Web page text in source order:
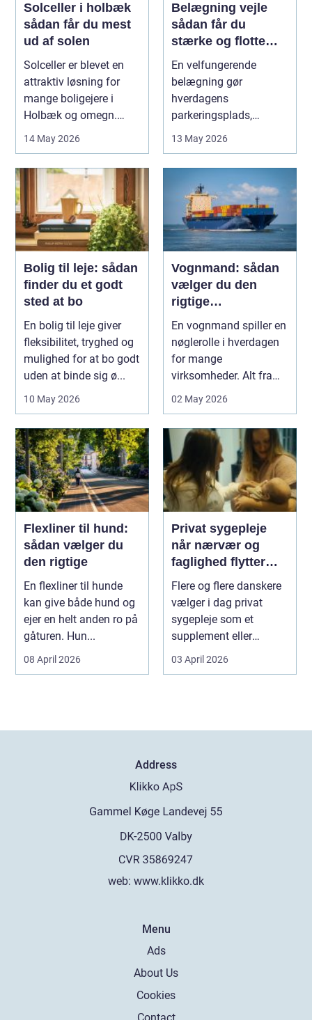
Solceller i holbæk
sådan får du mest
ud af solen
Solceller er blevet en
attraktiv løsning for
mange boligejere i
Holbæk og omegn.
Flere ønsker at sæn...
14 May 2026
Belægning vejle
sådan får du
stærke og flotte
udendørs arealer
En velfungerende
belægning gør
hverdagens
parkeringsplads,
terrasse eller
gårdsplads både pæn
og pra...
13 May 2026
Bolig til leje: sådan
finder du et godt
sted at bo
En bolig til leje giver
fleksibilitet, tryghed og
mulighed for at bo godt
uden at binde sig ø...
10 May 2026
Vognmand: sådan
vælger du den
rigtige
samarbejdspartner
En vognmand spiller en
nøglerolle i hverdagen
for mange
virksomheder. Alt fra
byggematerialer...
02 May 2026
Flexliner til hund:
sådan vælger du
den rigtige
En flexliner til hunde
kan give både hund og
ejer en helt anden ro på
gåturen. Hun...
08 April 2026
Privat sygepleje
når nærvær og
faglighed flytter
hjem i stuen
Flere og flere danskere
vælger i dag privat
sygepleje som et
supplement eller
alternativ til det off...
03 April 2026
Address
web: www.klikko.dk
Menu
Ads
About Us
Cookies